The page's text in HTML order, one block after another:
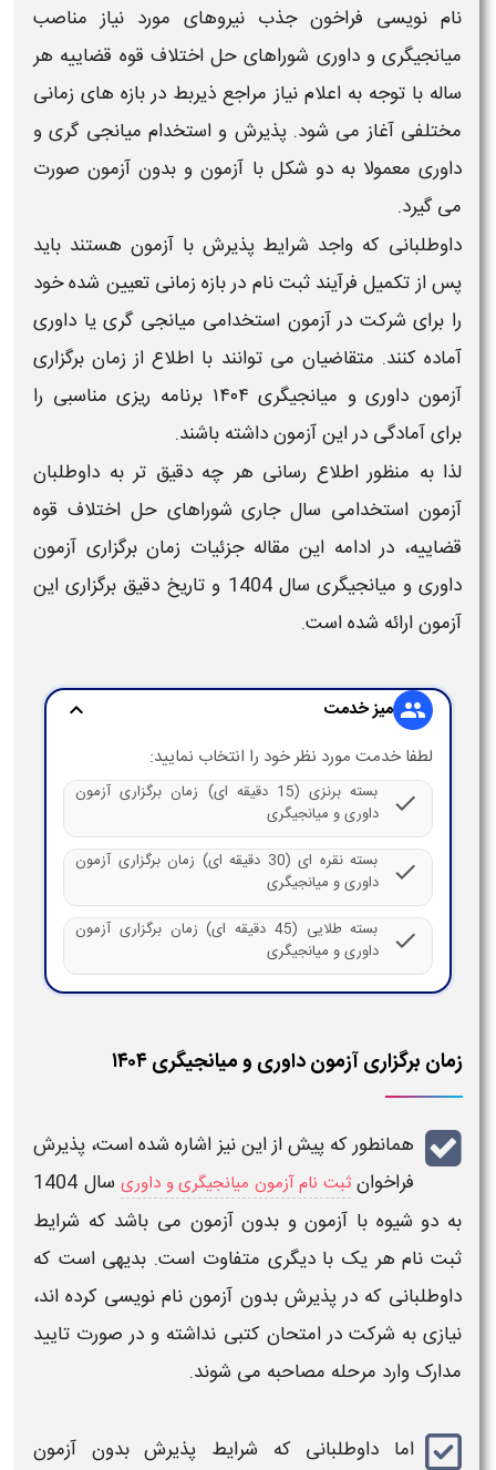
نام نویسی فراخون جذب نیروهای مورد نیاز مناصب
میانجیگری و داوری شوراهای حل اختلاف قوه قضاییه هر
ساله با توجه به اعلام نیاز مراجع ذیربط در بازه های زمانی
مختلفی آغاز می شود. پذیرش و استخدام میانجی گری و
داوری معمولا به دو شکل با آزمون و بدون آزمونصورت
می گیرد.
داوطلبانی که واجد شرایط پذیرشبا آزمون هستند باید
پس از تکمیل فرآیند ثبت نام در بازه زمانی تعیین شده خود
را برای شرکت درآزمون استخدامی میانجی گری یا داوری
آماده کنند. متقاضیان می توانند با اطلاع از زمان برگزاری
آزمون داوری و میانجیگری ۱۴۰۴
برنامه ریزی مناسبی را
برای آمادگی در این آزمون داشته باشند.
لذا به منظور اطلاع رسانی هر چه دقیق تر به داوطلبان
آزمون استخدامی سال جاری شوراهای حل اختلاف قوه
قضاییه، در ادامه این مقاله جزئیات زمان برگزاری آزمون
داوری و میانجیگری سال 1404
و تاریخ دقیق برگزاری این
آزمونارائه شده است.
group میز خدمت expand_more
لطفا خدمت مورد نظر خود را انتخاب نمایید:
check
بسته برنزی (15 دقیقه ای) زمان برگزاری آزمون
داوری و میانجیگری
check
بسته نقره ای (30 دقیقه ای) زمان برگزاری آزمون
داوری و میانجیگری
check
بسته طلایی (45 دقیقه ای) زمان برگزاری آزمون
داوری و میانجیگری
زمان برگزاری آزمون داوری و میانجیگری ۱۴۰۴
همانطور که پیش از این نیز اشاره شده است، پذیرش
فراخوانثبت نام آزمون میانجیگری و داوری
سال 1404
به دو شیوه با آزمون و بدون آزمون می باشد که شرایط
ثبت نام هر یک با دیگری متفاوت است. بدیهی است که
داوطلبانی که در پذیرش بدون آزموننام نویسی کرده اند،
نیازی به شرکت درامتحان کتبی نداشته و در صورت تایید
مدارک وارد مرحله مصاحبه می شوند.
اما داوطلبانی که شرایط پذیرش بدون آزمون